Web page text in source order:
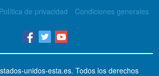
Política de privacidad Condiciones generales
unidos-esta.es. Todos los derechos